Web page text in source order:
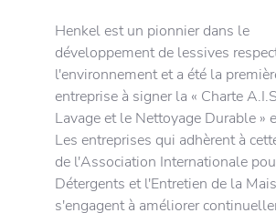
Henkel est un pionnier dans le
développement de lessives
l'environnement et a été la
entreprise à signer la « Charte
Lavage et le Nettoyage Durable »
Les entreprises qui adhèrent à
de l'Association Internationale
Détergents et l'Entretien de la
s'engagent à améliorer